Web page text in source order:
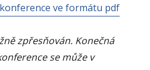
ve formátu pdf
zpřesňován. Konečná
se může v